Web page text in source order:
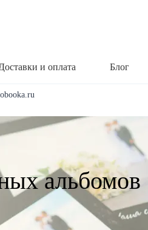
и оплата Блог
альбомов